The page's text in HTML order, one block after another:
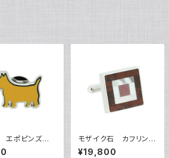
エポピンズ V
モザイク石 カフリンク
ス VQC-1503B
¥19,800